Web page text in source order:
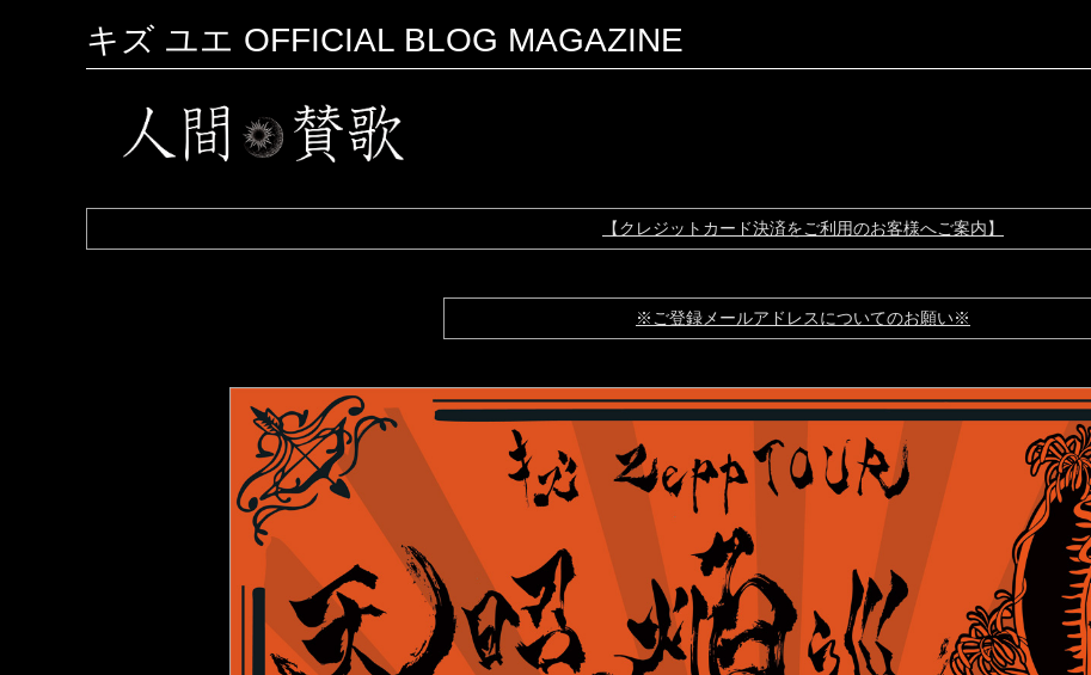
キズ ユエ OFFICIAL BLOG MAGAZINE
【クレジットカード決済をご利用のお客様へご案内】
※ご登録メールアドレスについてのお願い※